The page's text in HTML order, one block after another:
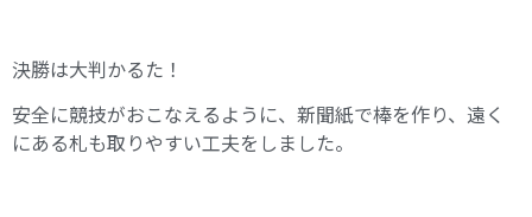
決勝は大判かるた！
安全に競技がおこなえるように、新聞紙で棒を作り、遠く
にある札も取りやすい工夫をしました。